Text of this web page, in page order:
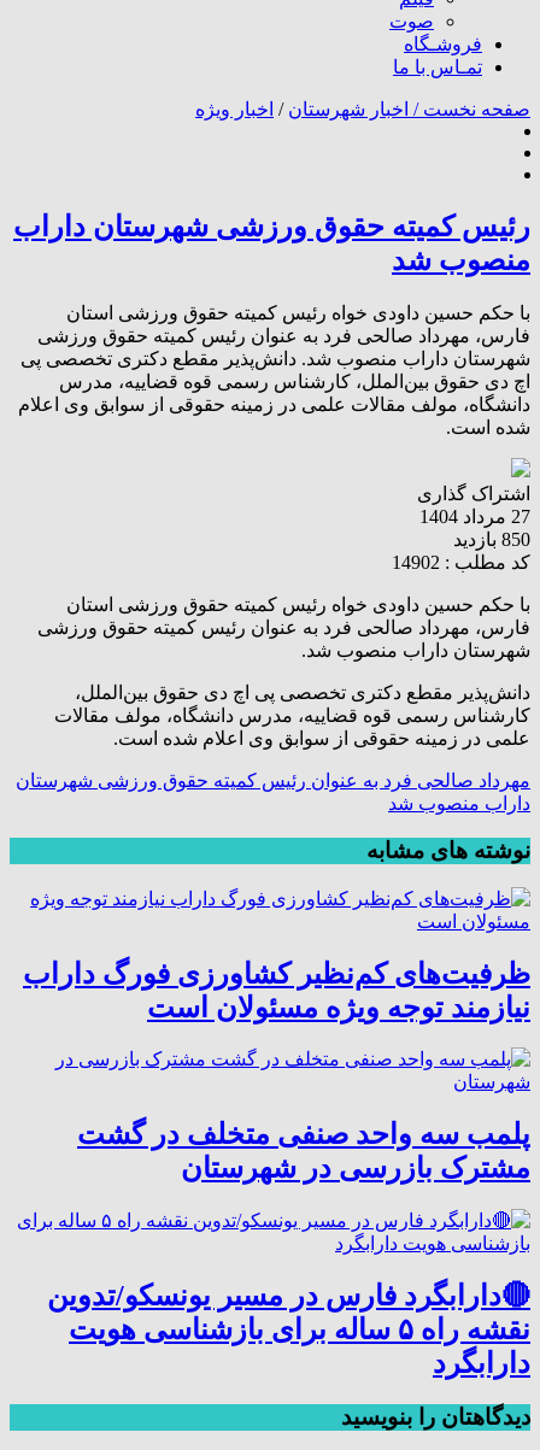
صوت
فروشـگاه
تمـاس با ما
صفحه نخست / اخبار شهرستان / اخبار ویژه
رئیس کمیته حقوق ورزشی شهرستان داراب
منصوب شد
با حکم حسین داودی خواه رئیس کمیته حقوق ورزشی استان
فارس، مهرداد صالحی فرد به عنوان رئیس کمیته حقوق ورزشی
شهرستان داراب منصوب شد. دانش‌پذیر مقطع دکتری تخصصی پی
اچ دی حقوق بین‌الملل، کارشناس رسمی قوه قضاییه، مدرس
دانشگاه، مولف مقالات علمی در زمینه حقوقی از سوابق وی اعلام
شده است.
اشتراک گذاری
27 مرداد 1404
850 بازدید
کد مطلب : 14902
با حکم حسین داودی خواه رئیس کمیته حقوق ورزشی استان
فارس، مهرداد صالحی فرد به عنوان رئیس کمیته حقوق ورزشی
شهرستان داراب منصوب شد.
دانش‌پذیر مقطع دکتری تخصصی پی اچ دی حقوق بین‌الملل،
کارشناس رسمی قوه قضاییه، مدرس دانشگاه، مولف مقالات
علمی در زمینه حقوقی از سوابق وی اعلام شده است.
مهرداد صالحی فرد به عنوان رئیس کمیته حقوق ورزشی شهرستان
داراب منصوب شد
نوشته های مشابه
ظرفیت‌های کم‌نظیر کشاورزی فورگ داراب
نیازمند توجه ویژه مسئولان است
پلمب سه واحد صنفی متخلف در گشت
مشترک بازرسی در شهرستان
🔴دارابگرد فارس در مسیر یونسکو/تدوین
نقشه راه ۵ ساله برای بازشناسی هویت
دارابگرد
دیدگاهتان را بنویسید